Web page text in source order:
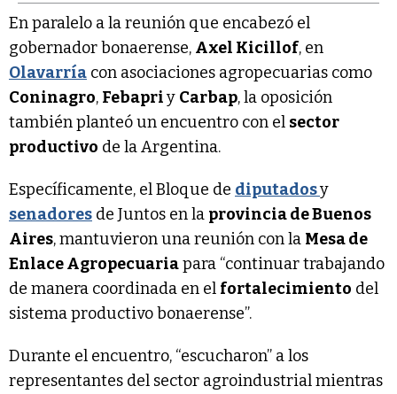
En paralelo a la reunión que encabezó el
gobernador bonaerense, Axel Kicillof, en
Olavarría con asociaciones agropecuarias como
Coninagro, Febapriy Carbap, la oposición
también planteó un encuentro con el sector
productivo de la Argentina.
Específicamente, el Bloque de diputadosy
senadores de Juntos en la provincia de Buenos
Aires, mantuvieron una reunión con la Mesa de
Enlace Agropecuariapara “continuar trabajando
de manera coordinada en el fortalecimiento del
sistema productivo bonaerense”.
Durante el encuentro, “escucharon” a los
representantes del sector agroindustrial mientras